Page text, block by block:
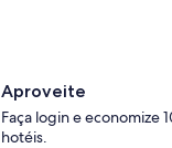
Aproveite
Faça login e economize
hotéis.